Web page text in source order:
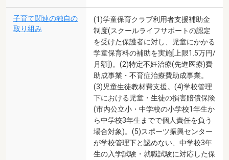
子育て関連の独自の
取り組み
(1)学童保育クラブ利用者支援補助金
制度(スクールライフサポートの認定
を受けた保護者に対し、児童にかかる
学童保育料の補助を実施[上限1.5万円/
月額])。(2)特定不妊治療(先進医療)費
助成事業・不育症治療費助成事業。
(3)児童生徒教材費支援。(4)学校管理
下における児童・生徒の損害賠償保険
(市内公立小・中学校の小学校1年生か
ら中学校3年生までで個人責任を負う
場合対象)。(5)スポーツ振興センター
が学校管理下と認めない、中学校3年
生の入学試験・就職試験に対応した保